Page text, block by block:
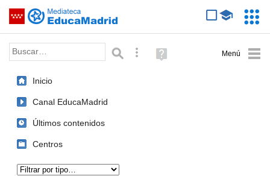
Saltar navegación
Palabra o frase: Búsqueda avanzada
Ayuda
(en
Inicio
Canal EducaMadrid
Últimos contenidos
Centros